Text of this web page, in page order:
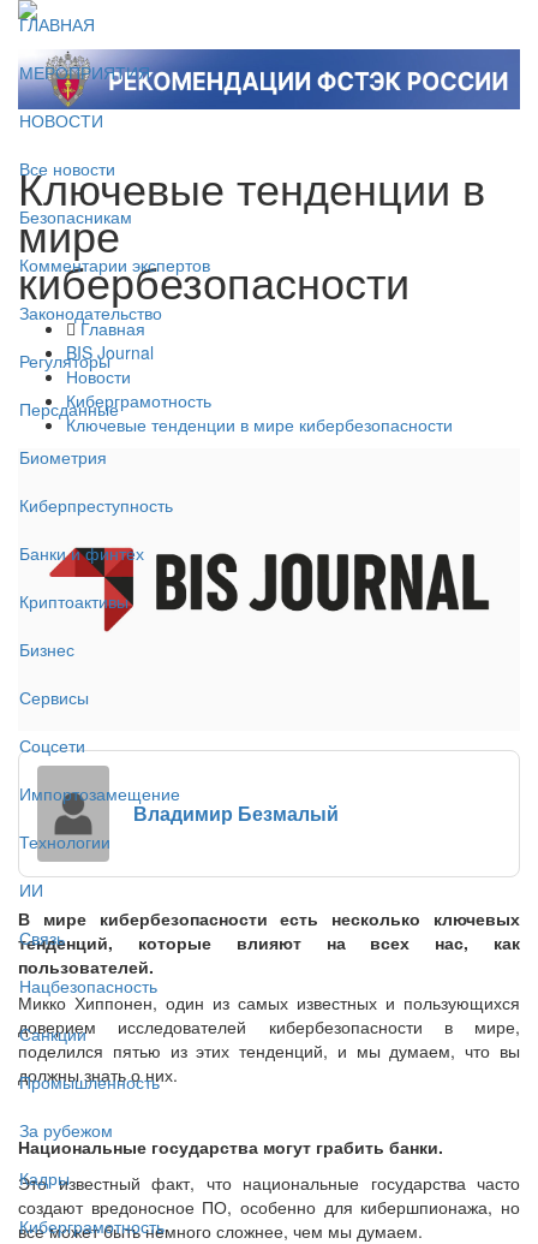
ГЛАВНАЯ
МЕРОПРИЯТИЯ
НОВОСТИ
Все новости
Безопасникам
Комментарии экспертов
Законодательство
Регуляторы
Персданные
Биометрия
Киберпреступность
Банки и финтех
Криптоактивы
Бизнес
Сервисы
Соцсети
Импортозамещение
Технологии
ИИ
Связь
Нацбезопасность
Санкции
Промышленность
За рубежом
Кадры
Киберграмотность
Ключевые тенденции в
мире
кибербезопасности
Главная
BIS Journal
Новости
Киберграмотность
Ключевые тенденции в мире кибербезопасности
Владимир Безмалый
В мире кибербезопасности есть несколько ключевых
тенденций, которые влияют на всех нас, как
пользователей.
Микко Хиппонен, один из самых известных и пользующихся
доверием исследователей кибербезопасности в мире,
поделился пятью из этих тенденций, и мы думаем, что вы
должны знать о них.
Национальные государства могут грабить банки.
Это известный факт, что национальные государства часто
создают вредоносное ПО, особенно для кибершпионажа, но
все может быть немного сложнее, чем мы думаем.